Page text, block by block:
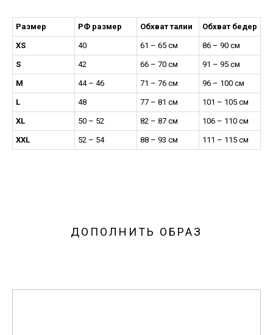
Размер РФ размер Обхват талии Обхват бедер
XS 40 61 – 65 см 86 – 90 см
S 42 66 – 70 см 91 – 95 см
M 44 – 46 71 – 76 см 96 – 100 см
L 48 77 – 81 см 101 – 105 см
XL 50 – 52 82 – 87 см 106 – 110 см
XXL 52 – 54 88 – 93 см 111 – 115 см
ДОПОЛНИТЬ ОБРАЗ